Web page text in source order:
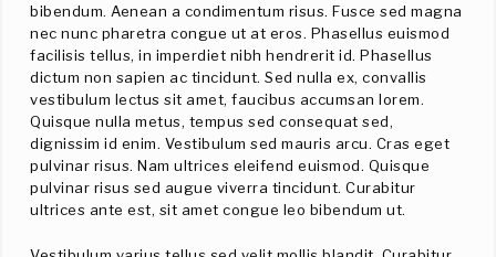
bibendum. Aenean a condimentum risus. Fusce sed magna
nec nunc pharetra congue ut at eros. Phasellus euismod
facilisis tellus, in imperdiet nibh hendrerit id. Phasellus
dictum non sapien ac tincidunt. Sed nulla ex, convallis
vestibulum lectus sit amet, faucibus accumsan lorem.
Quisque nulla metus, tempus sed consequat sed,
dignissim id enim. Vestibulum sed mauris arcu. Cras eget
pulvinar risus. Nam ultrices eleifend euismod. Quisque
pulvinar risus sed augue viverra tincidunt. Curabitur
ultrices ante est, sit amet congue leo bibendum ut.